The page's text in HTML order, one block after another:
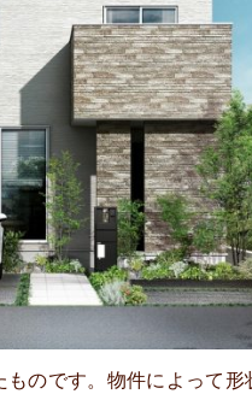
のです。物件によって形